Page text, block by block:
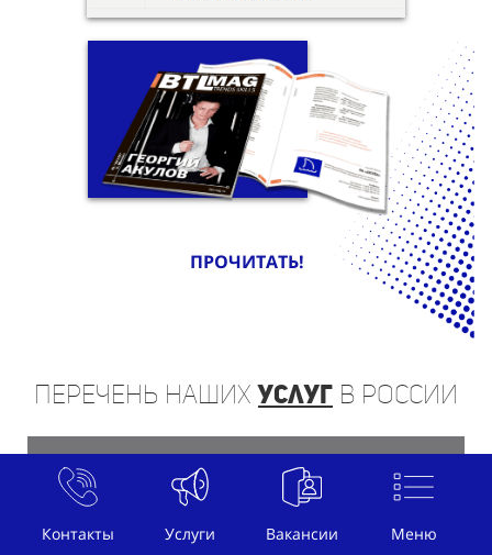
Контакты Услуги Вакансии Меню
ПРОЧИТАТЬ!
Перечень нашихуслуг в России